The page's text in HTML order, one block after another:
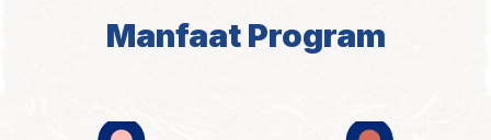
Manfaat Program